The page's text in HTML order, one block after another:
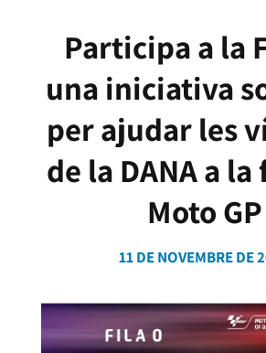
Participa a la
una iniciativa
per ajudar les
de la DANA a
Moto GP
11 DE NOVEMBRE DE